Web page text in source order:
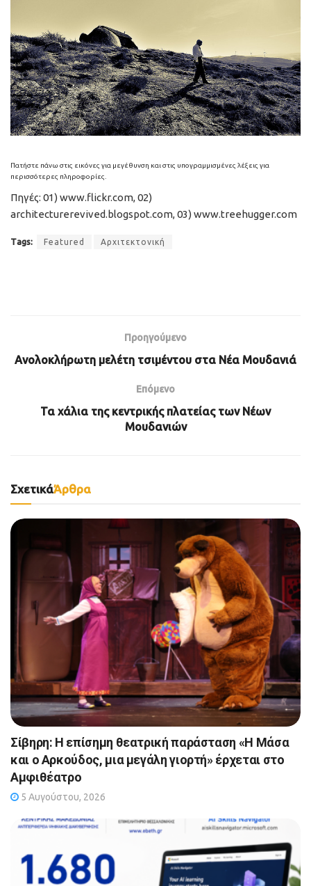
Πατήστε πάνω στις εικόνες για μεγέθυνση και στις υπογραμμισμένες λέξεις για
περισσότερες πληροφορίες.
Πηγές: 01) www.flickr.com, 02)
architecturerevived.blogspot.com, 03) www.treehugger.com
Tags: Featured Αρχιτεκτονική
Προηγούμενο
Ανολοκλήρωτη μελέτη τσιμέντου στα Νέα Μουδανιά
Επόμενο
Τα χάλια της κεντρικής πλατείας των Νέων
Μουδανιών
ΣχετικάΆρθρα
Σίβηρη: Η επίσημη θεατρική παράσταση «Η Μάσα
και ο Αρκούδος, μια μεγάλη γιορτή» έρχεται στο
Αμφιθέατρο
5 Αυγούστου, 2026